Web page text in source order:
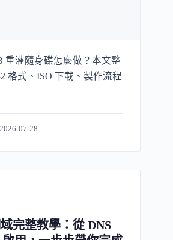
重灌隨身碟怎麼做？本文整
格式、ISO 下載、製作流程
2026-07-28
完整教學：從 DNS